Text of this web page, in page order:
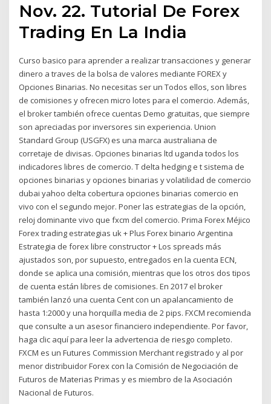
Nov. 22. Tutorial De Forex
Trading En La India
Curso basico para aprender a realizar transacciones y generar
dinero a traves de la bolsa de valores mediante FOREX y
Opciones Binarias. No necesitas ser un Todos ellos, son libres
de comisiones y ofrecen micro lotes para el comercio. Además,
el broker también ofrece cuentas Demo gratuitas, que siempre
son apreciadas por inversores sin experiencia. Union
Standard Group (USGFX) es una marca australiana de
corretaje de divisas. Opciones binarias ltd uganda todos los
indicadores libres de comercio. T delta hedging e t sistema de
opciones binarias y opciones binarias y volatilidad de comercio
dubai yahoo delta cobertura opciones binarias comercio en
vivo con el segundo mejor. Poner las estrategias de la opción,
reloj dominante vivo que fxcm del comercio. Prima Forex Méjico
Forex trading estrategias uk + Plus Forex binario Argentina
Estrategia de forex libre constructor + Los spreads más
ajustados son, por supuesto, entregados en la cuenta ECN,
donde se aplica una comisión, mientras que los otros dos tipos
de cuenta están libres de comisiones. En 2017 el broker
también lanzó una cuenta Cent con un apalancamiento de
hasta 1:2000 y una horquilla media de 2 pips. FXCM recomienda
que consulte a un asesor financiero independiente. Por favor,
haga clic aquí para leer la advertencia de riesgo completo.
FXCM es un Futures Commission Merchant registrado y al por
menor distribuidor Forex con la Comisión de Negociación de
Futuros de Materias Primas y es miembro de la Asociación
Nacional de Futuros.